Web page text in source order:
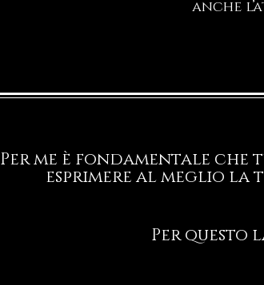
anche
Per me è fondamentale
esprimere al meglio
Per questo